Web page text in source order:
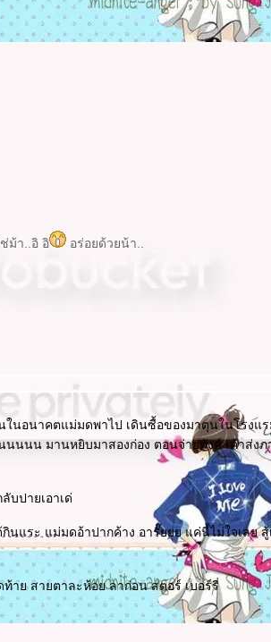
ม้า..อิ อิ อร่อยด้วยน้า..
ในอนาคตแม่มดพาไป เดินซื้อของมาตุนในโรงแ
นนนนน มานหยิบมาสองก่อง ตอนจ่ายตังค์ เค้าส่
บปายเอาเด่
แระ แม่มดอ้าปากค้าง อารั๊ยยย แค่นี้ไม่ใจเลย สู้
าย สายตาละห้อย ลาก่อน สตอร์ เบอร์รี่